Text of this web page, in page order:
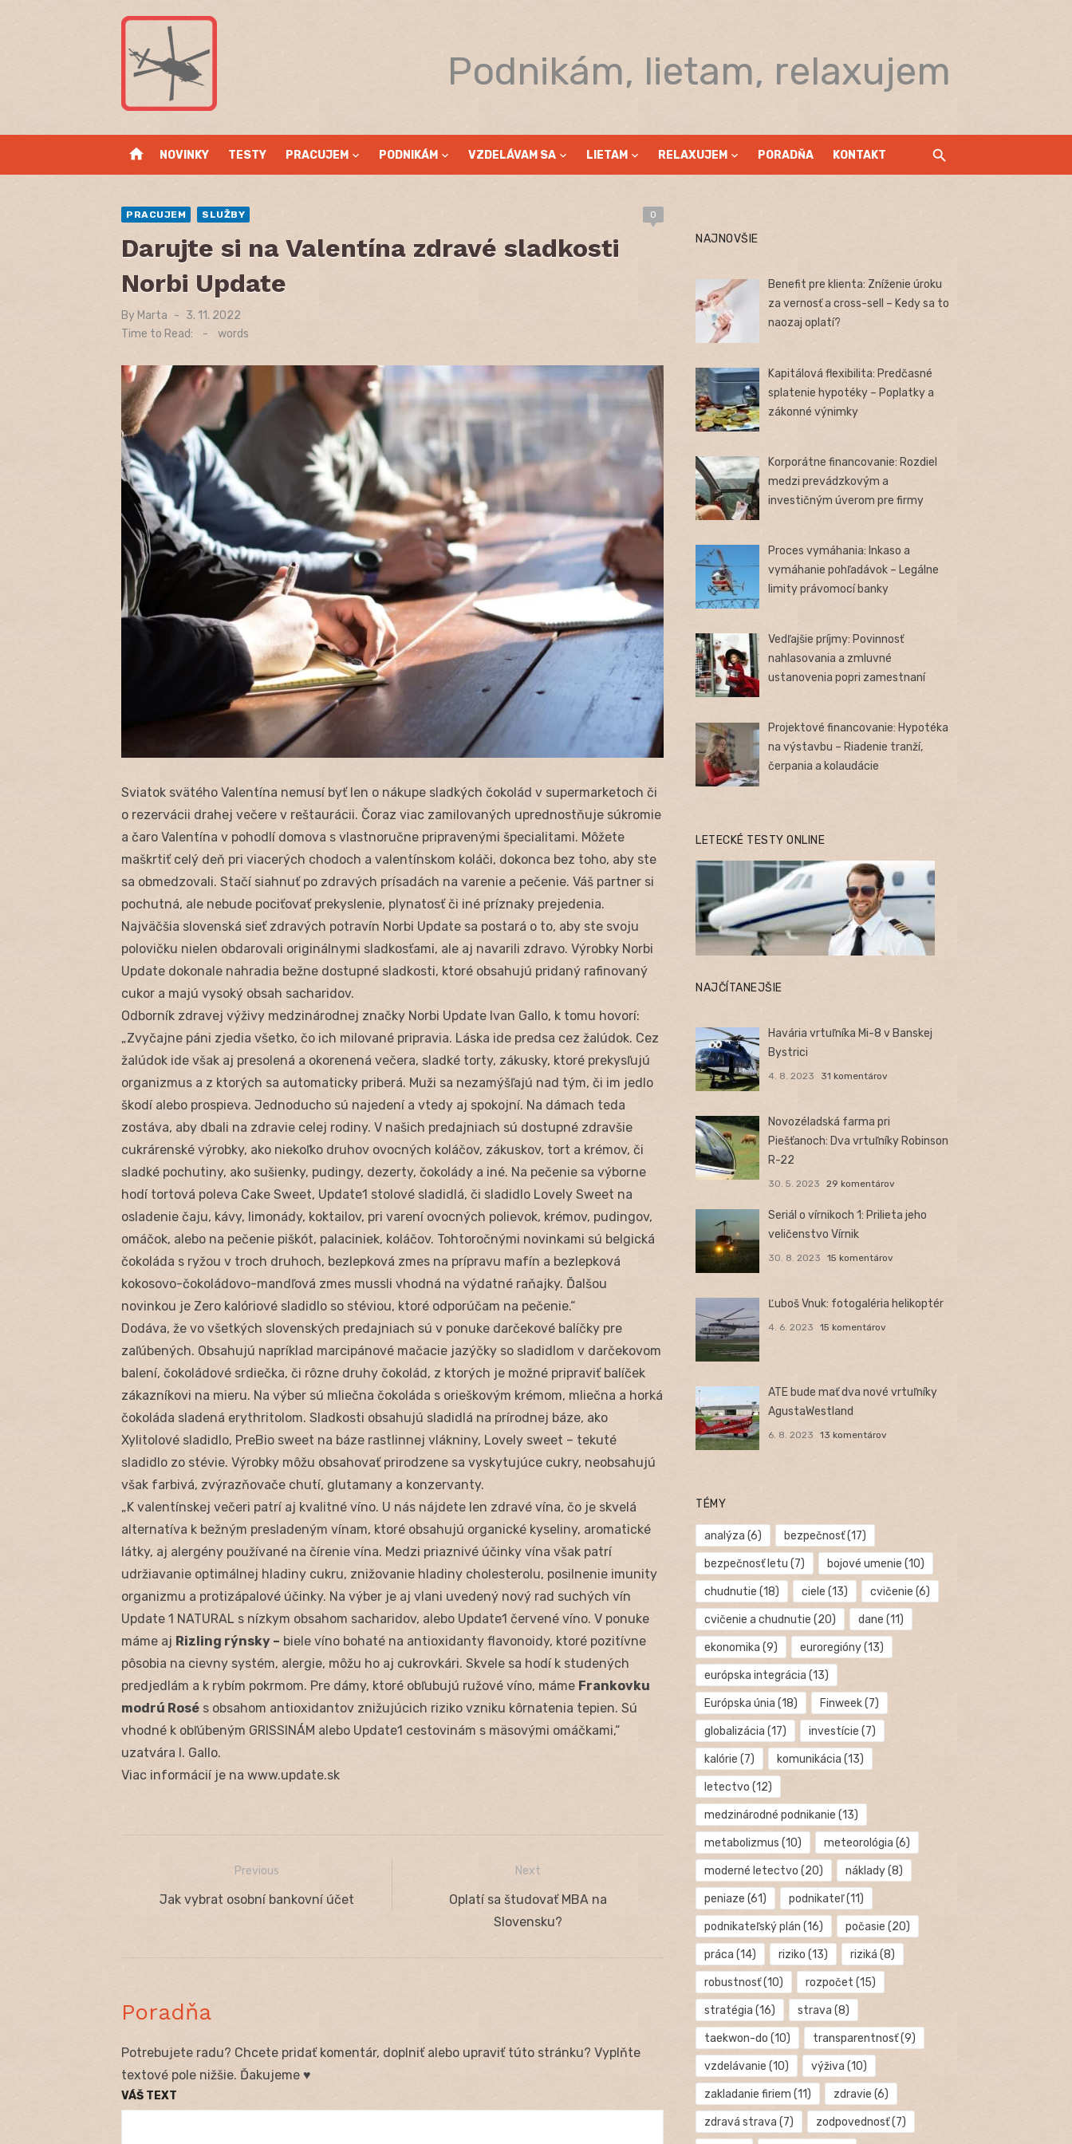
Podnikám, lietam, relaxujem
home NOVINKY TESTY PRACUJEM PODNIKÁM VZDELÁVAM SA LIETAM RELAXUJEM PORADŇA KONTAKT
PRACUJEM SLUŽBY 0
Darujte si na Valentína zdravé sladkosti
Norbi Update
By Marta
Posted
on
3. 11. 2022
Time to Read:
- words
Sviatok svätého Valentína nemusí byť len o nákupe sladkých čokolád v supermarketoch či
o rezervácii drahej večere v reštaurácii. Čoraz viac zamilovaných uprednostňuje súkromie
a čaro Valentína v pohodlí domova s vlastnoručne pripravenými špecialitami. Môžete
maškrtiť celý deň pri viacerých chodoch a valentínskom koláči, dokonca bez toho, aby ste
sa obmedzovali. Stačí siahnuť po zdravých prísadách na varenie a pečenie. Váš partner si
pochutná, ale nebude pociťovať prekyslenie, plynatosť či iné príznaky prejedenia.
Najväčšia slovenská sieť zdravých potravín Norbi Update sa postará o to, aby ste svoju
polovičku nielen obdarovali originálnymi sladkosťami, ale aj navarili zdravo. Výrobky Norbi
Update dokonale nahradia bežne dostupné sladkosti, ktoré obsahujú pridaný rafinovaný
cukor a majú vysoký obsah sacharidov.
Odborník zdravej výživy medzinárodnej značky Norbi Update Ivan Gallo, k tomu hovorí:
„Zvyčajne páni zjedia všetko, čo ich milované pripravia. Láska ide predsa cez žalúdok. Cez
žalúdok ide však aj presolená a okorenená večera, sladké torty, zákusky, ktoré prekysľujú
organizmus a z ktorých sa automaticky priberá. Muži sa nezamýšľajú nad tým, či im jedlo
škodí alebo prospieva. Jednoducho sú najedení a vtedy aj spokojní. Na dámach teda
zostáva, aby dbali na zdravie celej rodiny. V našich predajniach sú dostupné zdravšie
cukrárenské výrobky, ako niekoľko druhov ovocných koláčov, zákuskov, tort a krémov, či
sladké pochutiny, ako sušienky, pudingy, dezerty, čokolády a iné. Na pečenie sa výborne
hodí tortová poleva Cake Sweet, Update1 stolové sladidlá, či sladidlo Lovely Sweet na
osladenie čaju, kávy, limonády, koktailov, pri varení ovocných polievok, krémov, pudingov,
omáčok, alebo na pečenie piškót, palaciniek, koláčov. Tohtoročnými novinkami sú belgická
čokoláda s ryžou v troch druhoch, bezlepková zmes na prípravu mafín a bezlepková
kokosovo-čokoládovo-mandľová zmes mussli vhodná na výdatné raňajky. Ďalšou
novinkou je Zero kalóriové sladidlo so stéviou, ktoré odporúčam na pečenie.“
Dodáva, že vo všetkých slovenských predajniach sú v ponuke darčekové balíčky pre
zaľúbených. Obsahujú napríklad marcipánové mačacie jazýčky so sladidlom v darčekovom
balení, čokoládové srdiečka, či rôzne druhy čokolád, z ktorých je možné pripraviť balíček
zákazníkovi na mieru. Na výber sú mliečna čokoláda s orieškovým krémom, mliečna a horká
čokoláda sladená erythritolom. Sladkosti obsahujú sladidlá na prírodnej báze, ako
Xylitolové sladidlo, PreBio sweet na báze rastlinnej vlákniny, Lovely sweet – tekuté
sladidlo zo stévie. Výrobky môžu obsahovať prirodzene sa vyskytujúce cukry, neobsahujú
však farbivá, zvýrazňovače chutí, glutamany a konzervanty.
„K valentínskej večeri patrí aj kvalitné víno. U nás nájdete len zdravé vína, čo je skvelá
alternatíva k bežným presladeným vínam, ktoré obsahujú organické kyseliny, aromatické
látky, aj alergény používané na čírenie vína. Medzi priaznivé účinky vína však patrí
udržiavanie optimálnej hladiny cukru, znižovanie hladiny cholesterolu, posilnenie imunity
organizmu a protizápalové účinky. Na výber je aj vlani uvedený nový rad suchých vín
Update 1 NATURAL s nízkym obsahom sacharidov, alebo Update1 červené víno. V ponuke
máme aj Rizling rýnsky – biele víno bohaté na antioxidanty flavonoidy, ktoré pozitívne
pôsobia na cievny systém, alergie, môžu ho aj cukrovkári. Skvele sa hodí k studených
predjedlám a k rybím pokrmom. Pre dámy, ktoré obľubujú ružové víno, máme Frankovku
modrú Rosé s obsahom antioxidantov znižujúcich riziko vzniku kôrnatenia tepien. Sú
vhodné k obľúbeným GRISSINÁM alebo Update1 cestovinám s mäsovými omáčkami,“
uzatvára I. Gallo.
Viac informácií je na www.update.sk
Navigácia
Previous
Previous
Jak vybrat osobní bankovní účet
Next
NextOplatí sa študovať MBA na
Slovensku?
Poradňa
Potrebujete radu? Chcete pridať komentár, doplniť alebo upraviť túto stránku? Vyplňte
textové pole nižšie. Ďakujeme ♥
VÁŠ TEXT
NAJNOVŠIE
Benefit pre klienta: Zníženie úroku
za vernosť a cross-sell – Kedy sa to
naozaj oplatí?
Kapitálová flexibilita: Predčasné
splatenie hypotéky – Poplatky a
zákonné výnimky
Korporátne financovanie: Rozdiel
medzi prevádzkovým a
investičným úverom pre firmy
Proces vymáhania: Inkaso a
vymáhanie pohľadávok – Legálne
limity právomocí banky
Vedľajšie príjmy: Povinnosť
nahlasovania a zmluvné
ustanovenia popri zamestnaní
Projektové financovanie: Hypotéka
na výstavbu – Riadenie tranží,
čerpania a kolaudácie
LETECKÉ TESTY ONLINE
NAJČÍTANEJŠIE
Havária vrtuľníka Mi-8 v Banskej
Bystrici
4. 8. 2023 31 komentárov
Novozéladská farma pri
Piešťanoch: Dva vrtuľníky Robinson
R-22
30. 5. 2023 29 komentárov
Seriál o vírnikoch 1: Prilieta jeho
veličenstvo Vírnik
30. 8. 2023 15 komentárov
Ľuboš Vnuk: fotogaléria helikoptér
4. 6. 2023 15 komentárov
ATE bude mať dva nové vrtuľníky
AgustaWestland
6. 8. 2023 13 komentárov
TÉMY
analýza (6) bezpečnosť(17)
bezpečnosť letu (7) bojové umenie (10)
chudnutie (18) ciele (13) cvičenie (6)
cvičenie a chudnutie (20) dane (11)
ekonomika (9) euroregióny(13)
európska integrácia (13)
Európska únia (18) Finweek(7)
globalizácia (17) investície (7)
kalórie (7) komunikácia (13)
letectvo (12)
medzinárodné podnikanie (13)
metabolizmus (10) meteorológia (6)
moderné letectvo (20) náklady(8)
peniaze (61) podnikateľ(11)
podnikateľský plán (16) počasie (20)
práca (14) riziko (13) riziká (8)
robustnosť(10) rozpočet (15)
stratégia (16) strava (8)
taekwon-do (10) transparentnosť(9)
vzdelávanie (10) výživa (10)
zakladanie firiem (11) zdravie (6)
zdravá strava (7) zodpovednosť(7)